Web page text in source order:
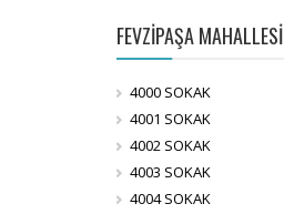
FEVZİPAŞA MAHALLESİ
4000 SOKAK
4001 SOKAK
4002 SOKAK
4003 SOKAK
4004 SOKAK